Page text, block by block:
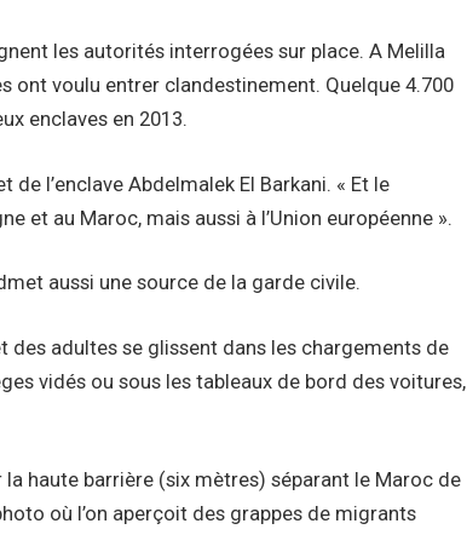
les autorités interrogées sur place. A Melilla
ont voulu entrer clandestinement. Quelque 4.700
enclaves en 2013.
l’enclave Abdelmalek El Barkani. « Et le
et au Maroc, mais aussi à l’Union européenne ».
aussi une source de la garde civile.
des adultes se glissent dans les chargements de
vidés ou sous les tableaux de bord des voitures,
haute barrière (six mètres) séparant le Maroc de
où l’on aperçoit des grappes de migrants